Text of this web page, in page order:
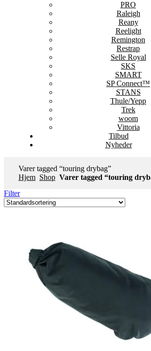
PRO
Raleigh
Reany
Reelight
Remington
Restrap
Selle Royal
SKS
SMART
SP Connect™
STANS
Thule/Yepp
Trek
woom
Vittoria
Tilbud
Nyheder
Varer tagged “touring drybag”
Hjem Shop Varer tagged “touring
Filter